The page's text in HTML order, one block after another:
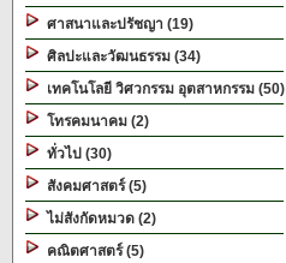
ศาสนาและปรัชญา (19)
ศิลปะและวัฒนธรรม (34)
เทคโนโลยี วิศวกรรม อุตสาหกรรม (50)
โทรคมนาคม (2)
ทั่วไป (30)
สังคมศาสตร์ (5)
ไม่สังกัดหมวด (2)
คณิตศาสตร์ (5)